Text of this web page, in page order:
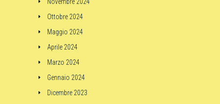
Ottobre 2024
Maggio 2024
Aprile 2024
Marzo 2024
Gennaio 2024
Dicembre 2023